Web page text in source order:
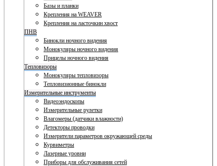
Базы и планки
Крепления на WEAVER
Крепления на ласточкин хвост
ПНВ
Бинокли ночного видения
Монокуляры ночного видения
Прицелы ночного видения
Тепловизоры
Монокуляры тепловизоры
Тепловизионные бинокли
Измерительные инструменты
Видеоэндоскопы
Измерительные рулетки
Влагомеры (датчики влажности)
Детекторы проводки
Измерители параметров окружающей среды
Курвиметры
Лазерные уровни
Приборы для обслуживания сетей